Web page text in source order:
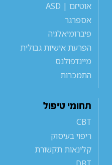
אוטיזם | ASD
אספרגר
פיברומיאלגיה
הפרעת אישיות גבולית
מיינדפולנס
התמכרות
תחומי טיפול
CBT
ריפוי בעיסוק
קלינאות תקשורת